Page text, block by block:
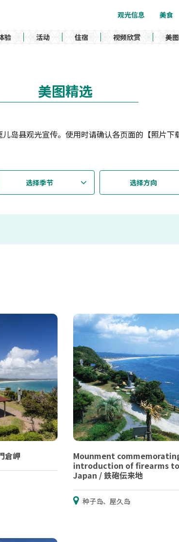
观光信息 美食
验 活动 住宿 视频欣赏 美
美图精选
岛县观光宣传。使用时请确认各页面的【照片下
选择季节 选择方向
倉岬
Mounment
introduction of firearms to
Japan / 鉄砲伝来地
种子岛、屋久岛